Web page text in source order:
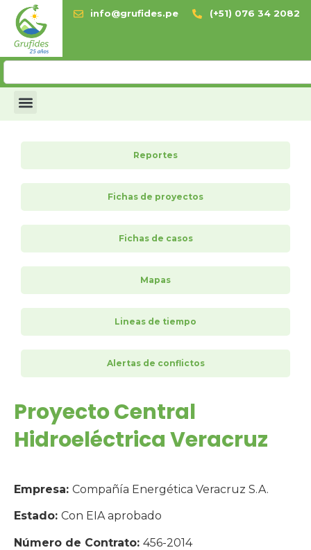
info@grufides.pe (+51) 076 34 2082
Reportes
Fichas de proyectos
Fichas de casos
Mapas
Lineas de tiempo
Alertas de conflictos
Proyecto Central
Hidroeléctrica Veracruz
Empresa: Compañía Energética Veracruz S.A.
Estado: Con EIA aprobado
Número de Contrato: 456-2014